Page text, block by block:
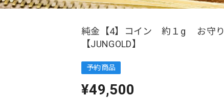
純金【4】コイン 約１g お守り
【JUNGOLD】
予約商品
¥49,500